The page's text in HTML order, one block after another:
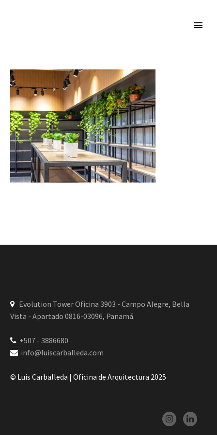
Evolution Tower Oficina 3903 - Campo Alegre, Bella
Vista - Apartado 0816-03096, Panamá.
+507 - 3886680
info@luiscarballeda.com
© Luis Carballeda | Oficina de Arquitectura 2025